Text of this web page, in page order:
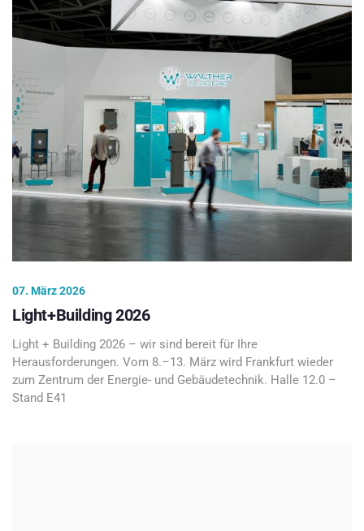
07. März 2026
Light+Building 2026
Light + Building 2026 – wir sind bereit für Ihre
Herausforderungen. Vom 8.–13. März wird Frankfurt wieder
zum Zentrum der Energie- und Gebäudetechnik. Halle 12.0 –
Stand E41